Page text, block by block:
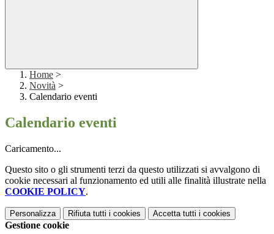
Home >
Novità >
Calendario eventi
Calendario eventi
Caricamento...
Questo sito o gli strumenti terzi da questo utilizzati si avvalgono di
cookie necessari al funzionamento ed utili alle finalità illustrate nella
COOKIE POLICY.
Personalizza Rifiuta tutti i cookies Accetta tutti i cookies
Gestione cookie